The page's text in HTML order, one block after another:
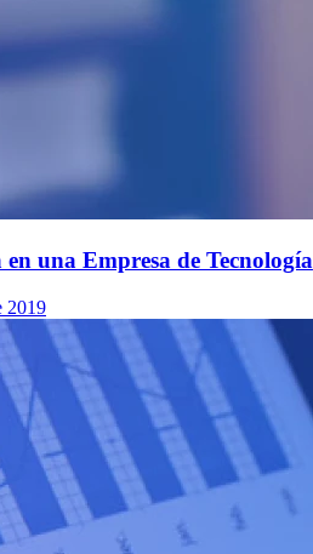
una Empresa de Tecnología
2019